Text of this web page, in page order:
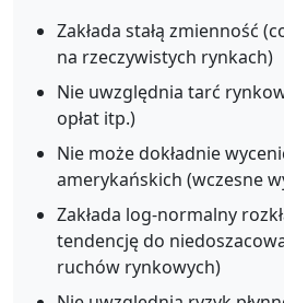
Zakłada stałą zmienność
na rzeczywistych rynkach)
Nie uwzględnia tarć
opłat itp.)
Nie może dokładnie
amerykańskich (wczesne
Zakłada log-normalny
tendencję do
ruchów rynkowych)